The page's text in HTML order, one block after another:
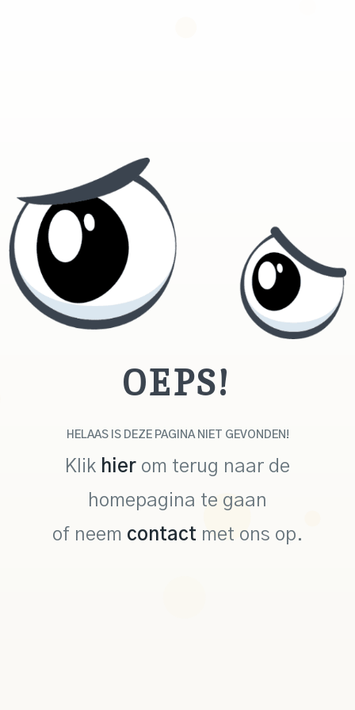
OEPS!
HELAAS IS DEZE PAGINA NIET GEVONDEN!
Klik hier om terug naar de
homepagina te gaan
of neem contact met ons op.